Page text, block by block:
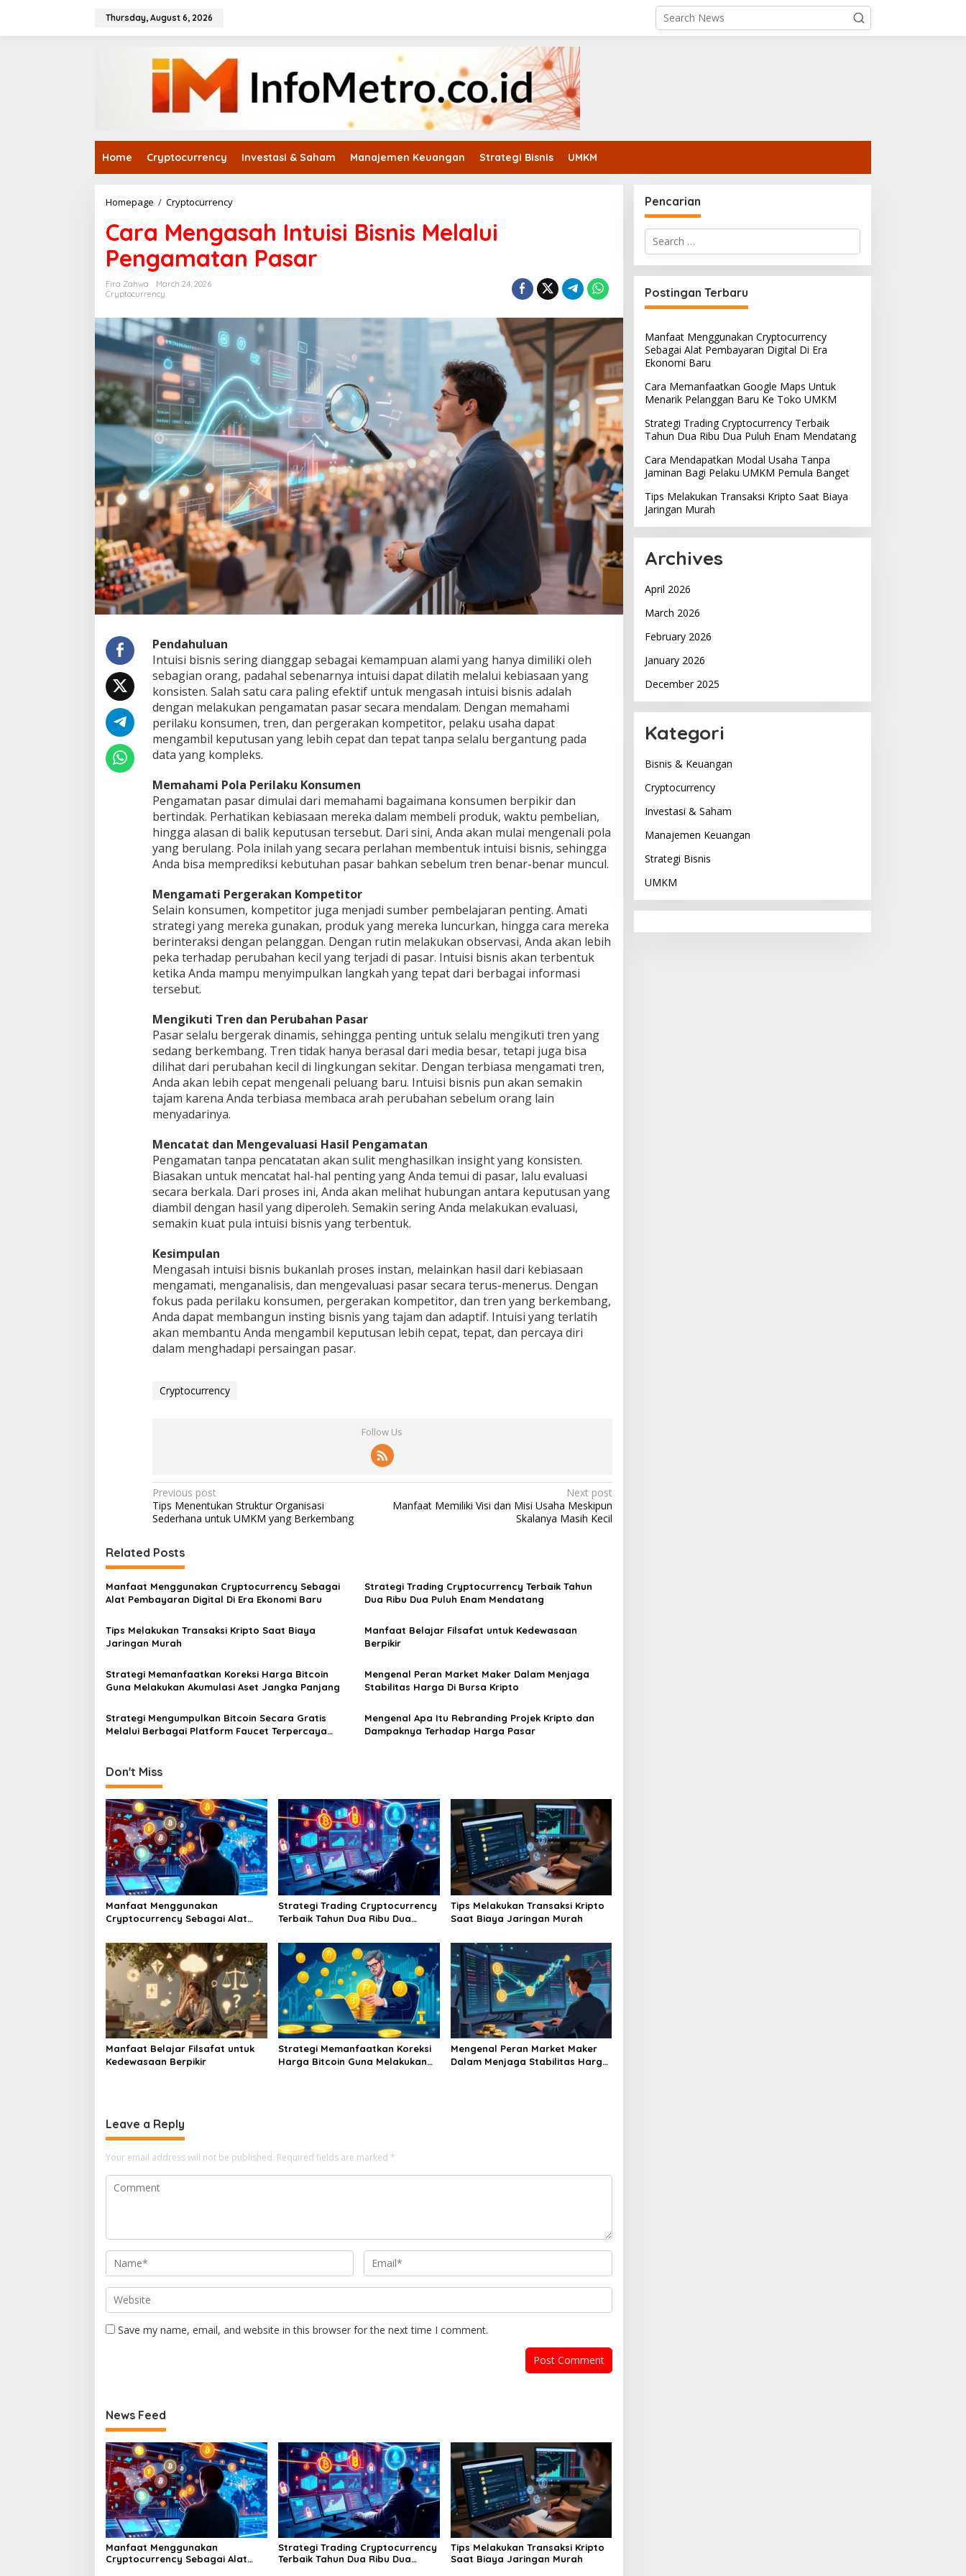
Thursday, August 6, 2026
Home Cryptocurrency Investasi & Saham Manajemen Keuangan Strategi Bisnis UMKM
Homepage / CryptocurrencyCara
Intuisi
Bisnis
Melalui
Pengamatan
Cara Mengasah Intuisi Bisnis Melalui
Pengamatan Pasar
Fira Zahwa
March 24, 2026
Cryptocurrency
Pendahuluan
Intuisi bisnis sering dianggap sebagai kemampuan alami yang hanya dimiliki oleh
sebagian orang, padahal sebenarnya intuisi dapat dilatih melalui kebiasaan yang
konsisten. Salah satu cara paling efektif untuk mengasah intuisi bisnis adalah
dengan melakukan pengamatan pasar secara mendalam. Dengan memahami
perilaku konsumen, tren, dan pergerakan kompetitor, pelaku usaha dapat
mengambil keputusan yang lebih cepat dan tepat tanpa selalu bergantung pada
data yang kompleks.
Memahami Pola Perilaku Konsumen
Pengamatan pasar dimulai dari memahami bagaimana konsumen berpikir dan
bertindak. Perhatikan kebiasaan mereka dalam membeli produk, waktu pembelian,
hingga alasan di balik keputusan tersebut. Dari sini, Anda akan mulai mengenali pola
yang berulang. Pola inilah yang secara perlahan membentuk intuisi bisnis, sehingga
Anda bisa memprediksi kebutuhan pasar bahkan sebelum tren benar-benar muncul.
Mengamati Pergerakan Kompetitor
Selain konsumen, kompetitor juga menjadi sumber pembelajaran penting. Amati
strategi yang mereka gunakan, produk yang mereka luncurkan, hingga cara mereka
berinteraksi dengan pelanggan. Dengan rutin melakukan observasi, Anda akan lebih
peka terhadap perubahan kecil yang terjadi di pasar. Intuisi bisnis akan terbentuk
ketika Anda mampu menyimpulkan langkah yang tepat dari berbagai informasi
tersebut.
Mengikuti Tren dan Perubahan Pasar
Pasar selalu bergerak dinamis, sehingga penting untuk selalu mengikuti tren yang
sedang berkembang. Tren tidak hanya berasal dari media besar, tetapi juga bisa
dilihat dari perubahan kecil di lingkungan sekitar. Dengan terbiasa mengamati tren,
Anda akan lebih cepat mengenali peluang baru. Intuisi bisnis pun akan semakin
tajam karena Anda terbiasa membaca arah perubahan sebelum orang lain
menyadarinya.
Mencatat dan Mengevaluasi Hasil Pengamatan
Pengamatan tanpa pencatatan akan sulit menghasilkan insight yang konsisten.
Biasakan untuk mencatat hal-hal penting yang Anda temui di pasar, lalu evaluasi
secara berkala. Dari proses ini, Anda akan melihat hubungan antara keputusan yang
diambil dengan hasil yang diperoleh. Semakin sering Anda melakukan evaluasi,
semakin kuat pula intuisi bisnis yang terbentuk.
Kesimpulan
Mengasah intuisi bisnis bukanlah proses instan, melainkan hasil dari kebiasaan
mengamati, menganalisis, dan mengevaluasi pasar secara terus-menerus. Dengan
fokus pada perilaku konsumen, pergerakan kompetitor, dan tren yang berkembang,
Anda dapat membangun insting bisnis yang tajam dan adaptif. Intuisi yang terlatih
akan membantu Anda mengambil keputusan lebih cepat, tepat, dan percaya diri
dalam menghadapi persaingan pasar.
Cryptocurrency
Follow Us
Post
navigation
Previous post
Tips Menentukan Struktur Organisasi
Sederhana untuk UMKM yang Berkembang
Next post
Manfaat Memiliki Visi dan Misi Usaha Meskipun
Skalanya Masih Kecil
Related Posts
Manfaat Menggunakan Cryptocurrency Sebagai
Alat Pembayaran Digital Di Era Ekonomi Baru
Strategi Trading Cryptocurrency Terbaik Tahun
Dua Ribu Dua Puluh Enam Mendatang
Tips Melakukan Transaksi Kripto Saat Biaya
Jaringan Murah
Manfaat Belajar Filsafat untuk Kedewasaan
Berpikir
Strategi Memanfaatkan Koreksi Harga Bitcoin
Guna Melakukan Akumulasi Aset Jangka Panjang
Mengenal Peran Market Maker Dalam Menjaga
Stabilitas Harga Di Bursa Kripto
Strategi Mengumpulkan Bitcoin Secara Gratis
Melalui Berbagai Platform Faucet Terpercaya
Mengenal Apa Itu Rebranding Projek Kripto dan
Dampaknya Terhadap Harga Pasar
Don't Miss
Manfaat Menggunakan
Cryptocurrency Sebagai Alat
Ekonomi Baru
Strategi Trading Cryptocurrency
Terbaik Tahun Dua Ribu Dua
Tips Melakukan Transaksi Kripto
Saat Biaya Jaringan Murah
Manfaat Belajar Filsafat untuk
Kedewasaan Berpikir
Strategi Memanfaatkan Koreksi
Harga Bitcoin Guna Melakukan
Mengenal Peran Market Maker
Dalam Menjaga Stabilitas Harga
Leave a Reply
Your email address will not be published. Required fields are marked *
Save my name, email, and website in this browser for the next time I comment.
News Feed
Manfaat Menggunakan
Cryptocurrency Sebagai Alat
Strategi Trading Cryptocurrency
Terbaik Tahun Dua Ribu Dua
Tips Melakukan Transaksi Kripto
Saat Biaya Jaringan Murah
Pencarian
Search
for:
Postingan Terbaru
Manfaat Menggunakan Cryptocurrency
Sebagai Alat Pembayaran Digital Di Era
Ekonomi Baru
Cara Memanfaatkan Google Maps Untuk
Menarik Pelanggan Baru Ke Toko UMKM
Strategi Trading Cryptocurrency Terbaik
Tahun Dua Ribu Dua Puluh Enam Mendatang
Cara Mendapatkan Modal Usaha Tanpa
Jaminan Bagi Pelaku UMKM Pemula Banget
Tips Melakukan Transaksi Kripto Saat Biaya
Jaringan Murah
Archives
April 2026
March 2026
February 2026
January 2026
December 2025
Kategori
Bisnis & Keuangan
Cryptocurrency
Investasi & Saham
Manajemen Keuangan
Strategi Bisnis
UMKM